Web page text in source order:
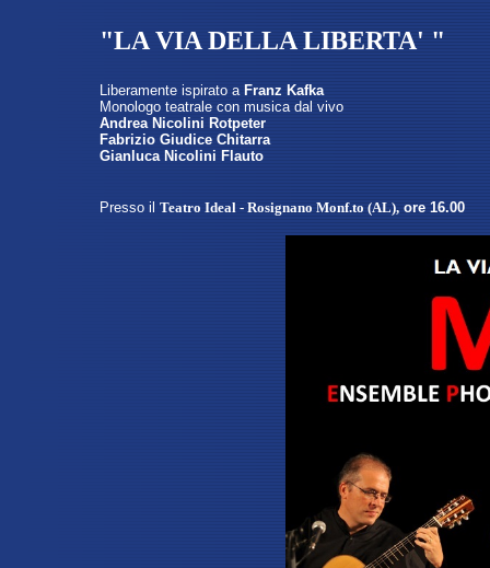
"LA VIA DELLA LIBERTA' "
Liberamente ispirato aFranz Kafka
Monologo teatrale con musica dal vivo
Andrea Nicolini Rotpeter
Fabrizio Giudice Chitarra
Gianluca Nicolini Flauto
Presso il Teatro Ideal - Rosignano Monf.to (AL), ore 16.00